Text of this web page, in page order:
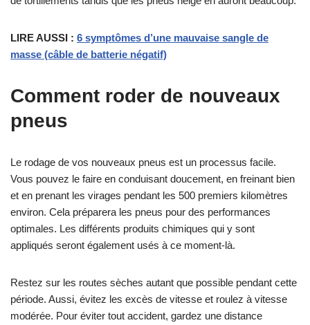
LIRE AUSSI : 6 symptômes d’une mauvaise sangle de
masse (câble de batterie négatif)
Comment roder de nouveaux
pneus
Le rodage de vos nouveaux pneus est un processus facile.
Vous pouvez le faire en conduisant doucement, en freinant bien
et en prenant les virages pendant les 500 premiers kilomètres
environ. Cela préparera les pneus pour des performances
optimales. Les différents produits chimiques qui y sont
appliqués seront également usés à ce moment-là.
Restez sur les routes sèches autant que possible pendant cette
période. Aussi, évitez les excès de vitesse et roulez à vitesse
modérée. Pour éviter tout accident, gardez une distance